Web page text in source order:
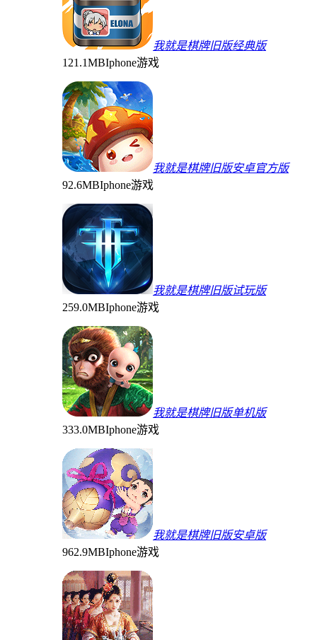
我就是棋牌旧版经典版
121.1MBIphone游戏
我就是棋牌旧版安卓官方版
92.6MBIphone游戏
我就是棋牌旧版试玩版
259.0MBIphone游戏
我就是棋牌旧版单机版
333.0MBIphone游戏
我就是棋牌旧版安卓版
962.9MBIphone游戏